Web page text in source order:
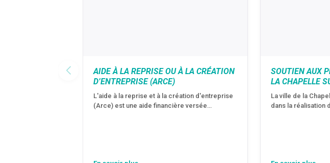
AIDE À LA REPRISE OU À LA CRÉATION
D’ENTREPRISE (ARCE)
L'aide à la reprise et à la création d'entreprise
(Arce) est une aide financière versée…
SOUTIEN AUX
LA CHAPELLE
La ville de la
dans la réalisation